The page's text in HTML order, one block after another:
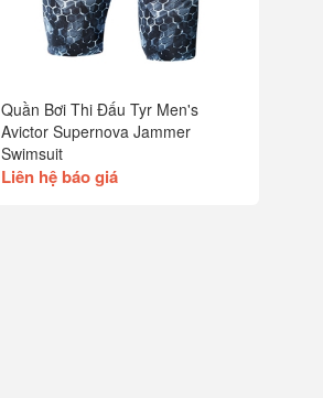
Quần Bơi Thi Đấu Tyr Men's
Avictor Supernova Jammer
Swimsuit
Liên hệ báo giá